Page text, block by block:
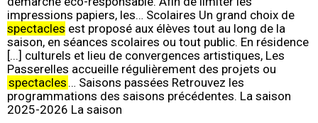
impressions papiers, les… Scolaires Un grand choix de
spectacles est proposé aux élèves tout au long de la
saison, en séances scolaires ou tout public. En résidence
[...] culturels et lieu de convergences artistiques, Les
Passerelles accueille régulièrement des projets ou
spectacles … Saisons passées Retrouvez les
programmations des saisons précédentes. La saison
2025-2026 La saison